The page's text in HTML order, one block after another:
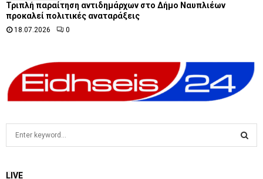
Τριπλή παραίτηση αντιδημάρχων στο Δήμο Ναυπλιέων
προκαλεί πολιτικές αναταράξεις
18.07.2026 0
LIVE